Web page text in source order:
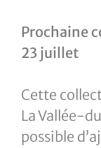
Prochaine
23 juillet
Cette
La Vallée-
possible